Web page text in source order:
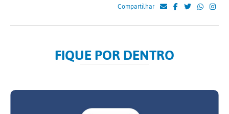
Compartilhar
FIQUE POR DENTRO